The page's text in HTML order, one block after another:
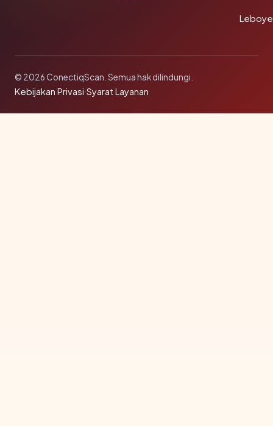
© 2026 ConectiqScan. Semua hak dilindungi.
Kebijakan Privasi·Syarat Layanan